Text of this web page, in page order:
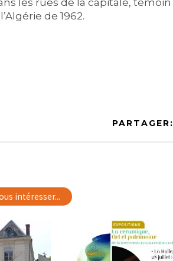
les rues de la capitale, témoin
de 1962.
PARTAGER:
intéresser...